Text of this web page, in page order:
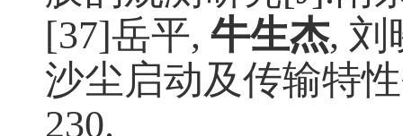
[37]岳平, 牛生杰, 刘
沙尘启动及传输特
230.